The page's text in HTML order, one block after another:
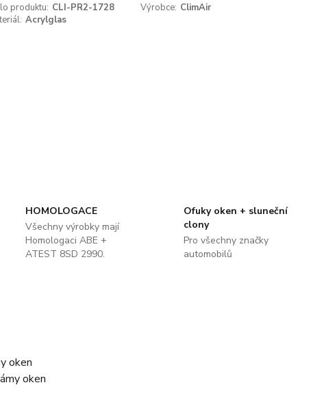
produktu: CLI-PR2-1728 Výrobce: ClimAir
Acrylglas
HOMOLOGACE
Všechny výrobky mají
Homologaci ABE +
ATEST 8SD 2990.
Ofuky oken + sluneční
clony
Pro všechny značky
automobilů
oken
oken